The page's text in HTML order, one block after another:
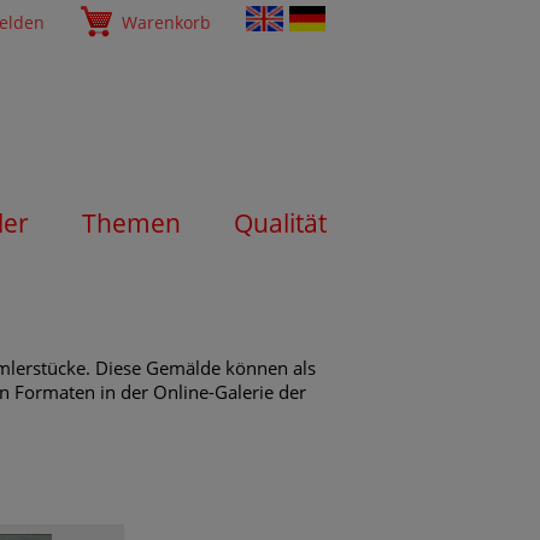
Warenkorb
Themen Qualität
Diese Gemälde können als
Formaten in der Online-Galerie der